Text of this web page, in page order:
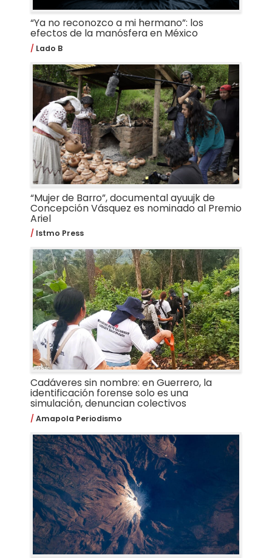
“Ya no reconozco a mi hermano”: los
efectos de la manósfera en México
Lado B
“Mujer de Barro”, documental ayuujk de
Concepción Vásquez es nominado al Premio
Ariel
Istmo Press
Cadáveres sin nombre: en Guerrero, la
identificación forense solo es una
simulación, denuncian colectivos
Amapola Periodismo